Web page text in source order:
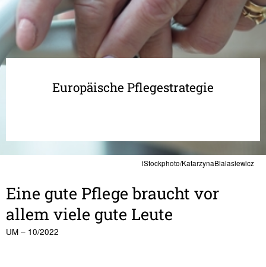
iStockphoto/KatarzynaBialasiewicz
Europäische Pflegestrategie
Eine gute Pflege braucht vor
allem viele gute Leute
UM – 10/2022